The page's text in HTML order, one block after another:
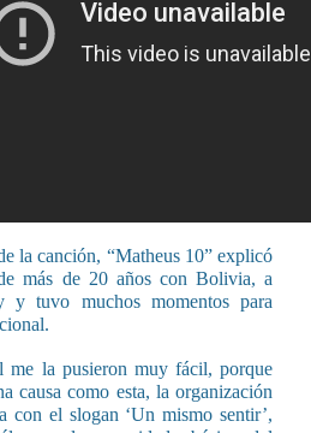
la canción, “Matheus 10” explicó
más de 20 años con Bolivia, a
y tuvo muchos momentos para
me la pusieron muy fácil, porque
causa como esta, la organización
con el slogan ‘Un mismo sentir’,